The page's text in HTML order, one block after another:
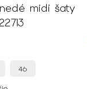
midi šaty
46